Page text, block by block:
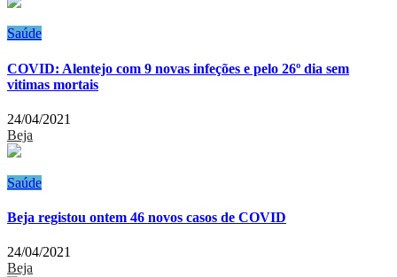
Saúde
COVID: Alentejo com 9 novas infeções e pelo 26º dia sem
vitimas mortais
24/04/2021
Beja
Saúde
Beja registou ontem 46 novos casos de COVID
24/04/2021
Beja